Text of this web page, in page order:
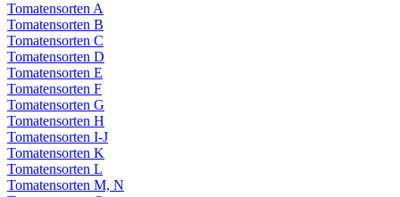
Tomatensorten A
Tomatensorten B
Tomatensorten C
Tomatensorten D
Tomatensorten E
Tomatensorten F
Tomatensorten G
Tomatensorten H
Tomatensorten I-J
Tomatensorten K
Tomatensorten L
Tomatensorten M, N